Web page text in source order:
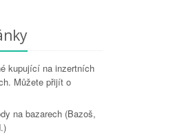
kupující na inzertních
Můžete přijít o
na bazarech (Bazoš,